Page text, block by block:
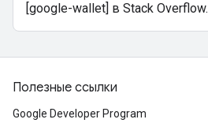
[google-wallet] в Stack Overflow.
Полезные ссылки
Google Developer Program